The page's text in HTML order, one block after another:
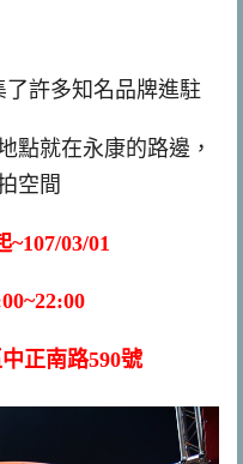
許多知名品牌進駐
點就在永康的路邊，
空間
03/01
正南路590號